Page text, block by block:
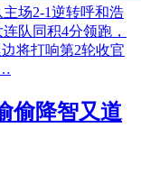
场2-1逆转呼和浩
队同积4分领跑，
将打响第2轮收官
偷降智又道